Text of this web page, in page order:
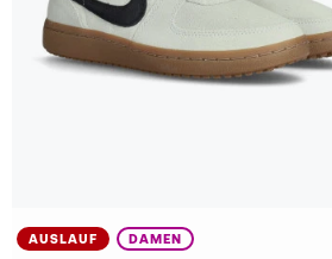
AUSLAUF DAMEN